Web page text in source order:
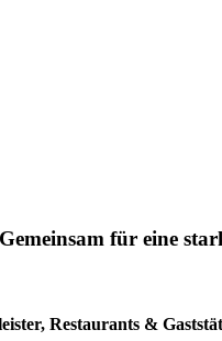
für eine
Restaurants &